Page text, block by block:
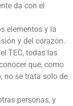
da con el
elementos y la
y del corazón.
TEC, todas las
que, como
no se trata solo de
personas, y